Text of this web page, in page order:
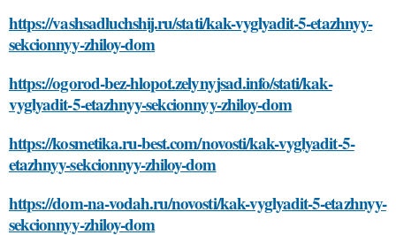
https://vashsadluchshij.ru/stati/kak-vyglyadit-5-etazhnyy-
sekcionnyy-zhiloy-dom
https://ogorod-bez-hlopot.zelynyjsad.info/stati/kak-
vyglyadit-5-etazhnyy-sekcionnyy-zhiloy-dom
https://kosmetika.ru-best.com/novosti/kak-vyglyadit-5-
etazhnyy-sekcionnyy-zhiloy-dom
https://dom-na-vodah.ru/novosti/kak-vyglyadit-5-etazhnyy-
sekcionnyy-zhiloy-dom